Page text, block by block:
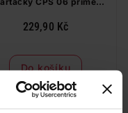
229,90 Kč
Do košíku
229,90 Kč/ ks